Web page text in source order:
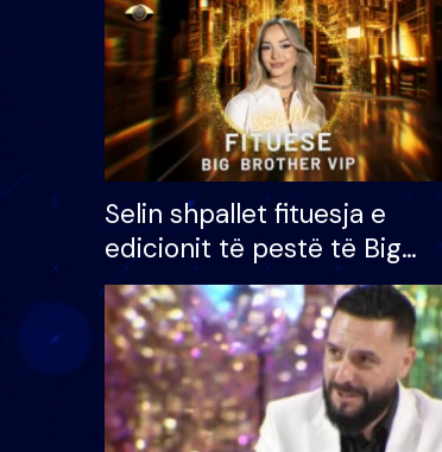
Selin shpallet fituesja e
edicionit të pestë të Big
Brother VIP, rrëmben
çmimin e madh prej 100
mijë eurosh